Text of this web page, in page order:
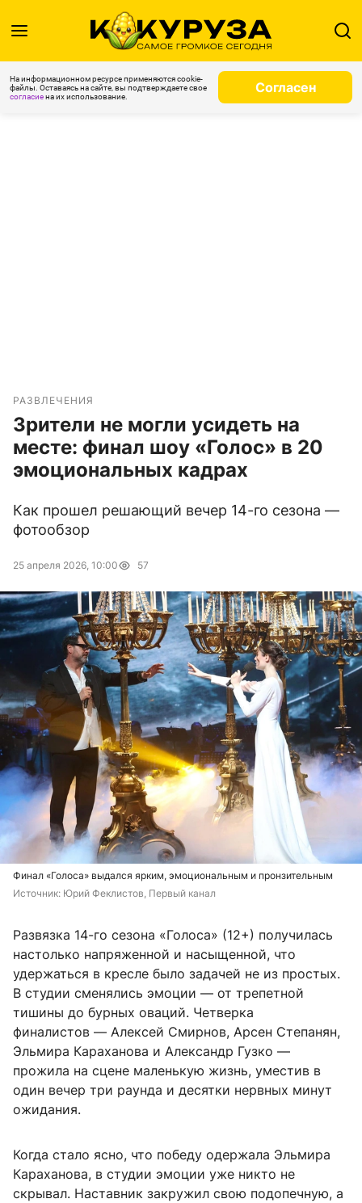
На информационном ресурсе применяются cookie-
файлы. Оставаясь на сайте, вы подтверждаете свое
согласиена их использование.
Согласен
РАЗВЛЕЧЕНИЯ
Зрители не могли усидеть на
месте: финал шоу «Голос» в 20
эмоциональных кадрах
Как прошел решающий вечер 14-го сезона —
фотообзор
25 апреля 2026, 10:00 57
Финал «Голоса» выдался ярким, эмоциональным и пронзительным
Источник: Юрий Феклистов, Первый канал
Развязка 14-го сезона «Голоса» (12+) получилась
настолько напряженной и насыщенной, что
удержаться в кресле было задачей не из простых.
В студии сменялись эмоции — от трепетной
тишины до бурных оваций. Четверка
финалистов — Алексей Смирнов, Арсен Степанян,
Эльмира Караханова и Александр Гузко —
прожила на сцене маленькую жизнь, уместив в
один вечер три раунда и десятки нервных минут
ожидания.
Когда стало ясно, что победу одержала Эльмира
Караханова, в студии эмоции уже никто не
скрывал. Наставник закружил свою подопечную, а